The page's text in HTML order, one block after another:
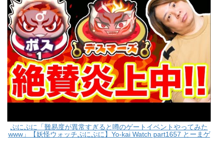
ぷにぷに「難易度が異常すぎると噂のゲートイベントやってみた
www」【妖怪ウォッチぷにぷに】Yo-kai Watch part1657 とーまゲ